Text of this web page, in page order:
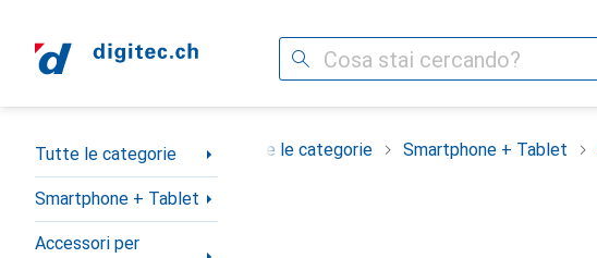
Cerca
Categoria Navigazione
Tutte le categorie
Smartphone + Tablet
Accessori per
Tutte le categorie Smartphone + Tablet